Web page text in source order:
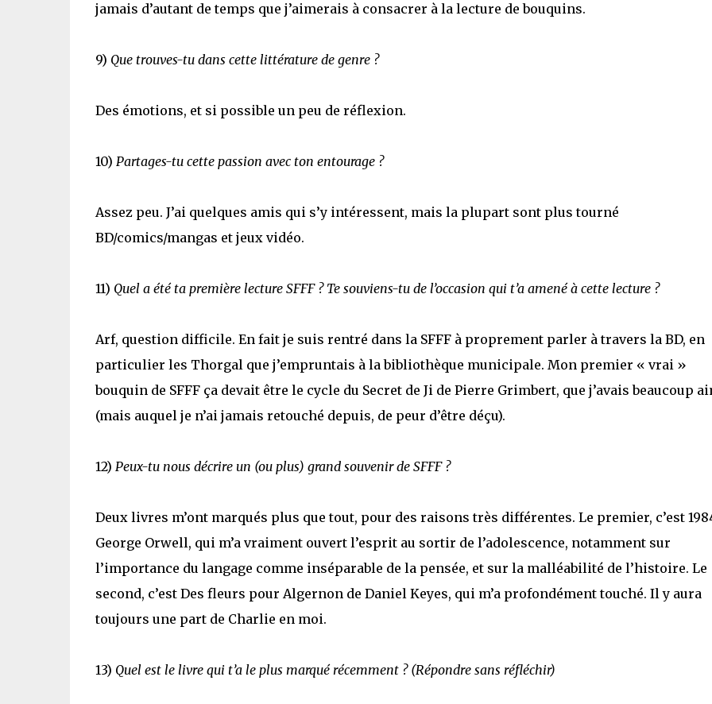
jamais d’autant de temps que j’aimerais à consacrer à la lecture de bouquins.
9) Que trouves-tu dans cette littérature de genre ?
Des émotions, et si possible un peu de réflexion.
10) Partages-tu cette passion avec ton entourage ?
Assez peu. J’ai quelques amis qui s’y intéressent, mais la plupart sont plus tourné
BD/comics/mangas et jeux vidéo.
11) Quel a été ta première lecture SFFF ? Te souviens-tu de l’occasion qui t’a amené à cette lecture ?
Arf, question difficile. En fait je suis rentré dans la SFFF à proprement parler à travers la BD, en
particulier les Thorgal que j’empruntais à la bibliothèque municipale. Mon premier « vrai »
bouquin de SFFF ça devait être le cycle du Secret de Ji de Pierre Grimbert, que j’avais beaucoup
(mais auquel je n’ai jamais retouché depuis, de peur d’être déçu).
12) Peux-tu nous décrire un (ou plus) grand souvenir de SFFF ?
Deux livres m’ont marqués plus que tout, pour des raisons très différentes. Le premier, c’est
George Orwell, qui m’a vraiment ouvert l’esprit au sortir de l’adolescence, notamment sur
l’importance du langage comme inséparable de la pensée, et sur la malléabilité de l’histoire. Le
second, c’est Des fleurs pour Algernon de Daniel Keyes, qui m’a profondément touché. Il y aura
toujours une part de Charlie en moi.
13) Quel est le livre qui t’a le plus marqué récemment ? (Répondre sans réfléchir)